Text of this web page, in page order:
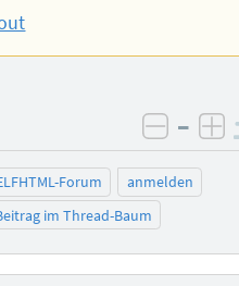
–
Forum
anmelden
im Thread-Baum